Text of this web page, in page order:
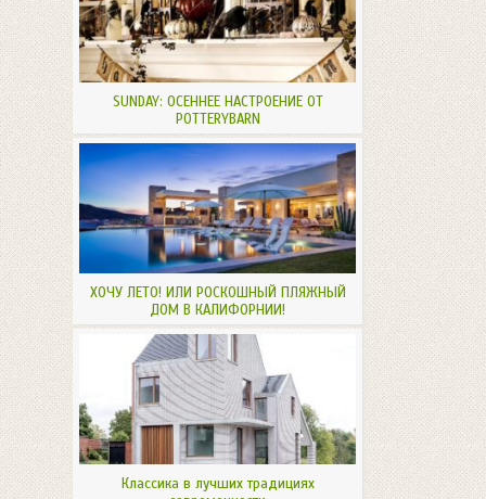
SUNDAY: ОСЕННЕЕ НАСТРОЕНИЕ ОТ
POTTERYBARN
ХОЧУ ЛЕТО! ИЛИ РОСКОШНЫЙ ПЛЯЖНЫЙ
ДОМ В КАЛИФОРНИИ!
Классика в лучших традициях